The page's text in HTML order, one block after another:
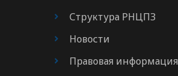
Структура РНЦПЗ
Новости
Правовая информация